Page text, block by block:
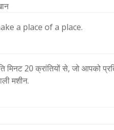
a place of a place.
मिनट 20 क्रांतियों से, जो आपको
मशीन.